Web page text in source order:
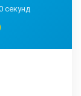
секунд